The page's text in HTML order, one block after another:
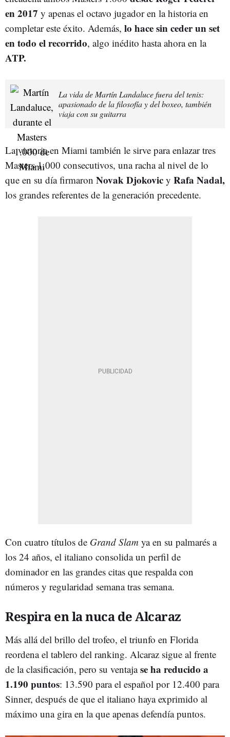
en 2017 y apenas el octavo jugador en la historia en
completar este éxito. Además, lo hace sin ceder un set
en todo el recorrido, algo inédito hasta ahora en la
ATP.
La vida de Martín Landaluce fuera del tenis:
apasionado de la filosofía y del boxeo, también
viaja con su guitarra
La victoria en Miami también le sirve para enlazar tres
Masters 1.000 consecutivos, una racha al nivel de lo
que en su día firmaron Novak Djokovic y Rafa Nadal,
los grandes referentes de la generación precedente.
Con cuatro títulos de Grand Slam ya en su palmarés a
los 24 años, el italiano consolida un perfil de
dominador en las grandes citas que respalda con
números y regularidad semana tras semana.
Respira en la nuca de Alcaraz
Más allá del brillo del trofeo, el triunfo en Florida
reordena el tablero del ranking. Alcaraz sigue al frente
de la clasificación, pero su ventajase ha reducido a
1.190 puntos: 13.590 para el español por 12.400 para
Sinner, después de que el italiano haya exprimido al
máximo una gira en la que apenas defendía puntos.